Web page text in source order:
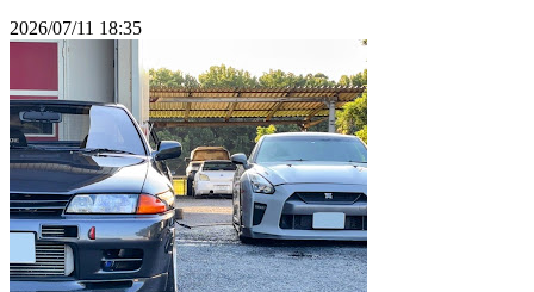
2026/07/11 18:35